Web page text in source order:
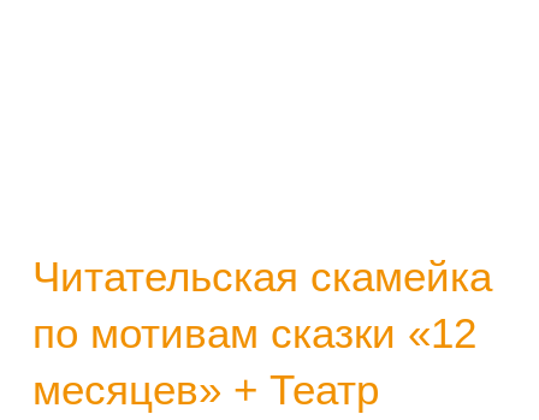
Читательская скамейка
по мотивам сказки «12
месяцев» + Театр